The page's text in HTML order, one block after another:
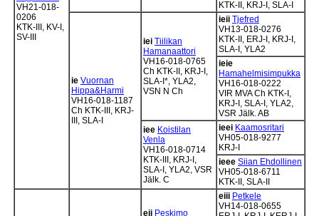
VH21-018-
0206
KTK-III, KV-I,
SV-III
KTK-II, KRJ-I, SLA-I
ie Vuornan
Hippa&Harmi
VH16-018-1187
Ch KTK-III, KRJ-
III, SLA-I
iei Tiilikan
Hamanaattori
VH16-018-0765
Ch KTK-II, KRJ-I,
SLA-I*, YLA2,
VSN N Ch
ieii Tjefred
VH13-018-0276
KTK-II, ERJ-I, KRJ-I,
SLA-I, YLA2
ieie
Hamahelmisimpukka
VH16-018-0222
VIR MVA Ch KTK-I,
KRJ-I, SLA-I, YLA2,
VSR Jälk. AB
iee Koistilan
Venla
VH16-018-0714
KTK-III, KRJ-I,
SLA-I, YLA2, VSR
Jälk. C
ieei Kaamosritari
VH05-018-9277
KRJ-I
ieee Siian Ehdollinen
VH05-018-6711
KTK-II, SLA-II
eii Peskimo
eiii Petkele
VH14-018-0655